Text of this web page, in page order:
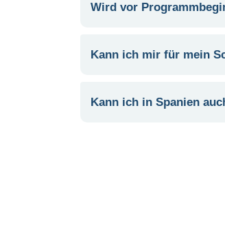
Wird vor
Kann ich mir für mein
Kann ich in Spanien